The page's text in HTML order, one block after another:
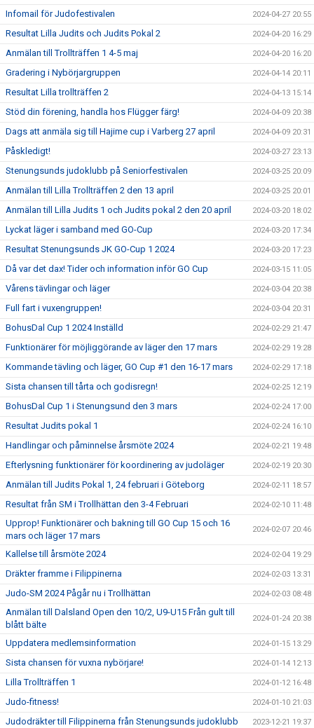
Infomail för Judofestivalen 2024-04-27 20:55
Resultat Lilla Judits och Judits Pokal 2 2024-04-20 16:29
Anmälan till Trollträffen 1 4-5 maj 2024-04-20 16:20
Gradering i Nybörjargruppen 2024-04-14 20:11
Resultat Lilla trollträffen 2 2024-04-13 15:14
Stöd din förening, handla hos Flügger färg! 2024-04-09 20:38
Dags att anmäla sig till Hajime cup i Varberg 27 april 2024-04-09 20:31
Påskledigt! 2024-03-27 23:13
Stenungsunds judoklubb på Seniorfestivalen 2024-03-25 20:09
Anmälan till Lilla Trollträffen 2 den 13 april 2024-03-25 20:01
Anmälan till Lilla Judits 1 och Judits pokal 2 den 20 april 2024-03-20 18:02
Lyckat läger i samband med GO-Cup 2024-03-20 17:34
Resultat Stenungsunds JK GO-Cup 1 2024 2024-03-20 17:23
Då var det dax! Tider och information inför GO Cup 2024-03-15 11:05
Vårens tävlingar och läger 2024-03-04 20:38
Full fart i vuxengruppen! 2024-03-04 20:31
BohusDal Cup 1 2024 Inställd 2024-02-29 21:47
Funktionärer för möjliggörande av läger den 17 mars 2024-02-29 19:28
Kommande tävling och läger, GO Cup #1 den 16-17 mars 2024-02-29 17:18
Sista chansen till tårta och godisregn! 2024-02-25 12:19
BohusDal Cup 1 i Stenungsund den 3 mars 2024-02-24 17:00
Resultat Judits pokal 1 2024-02-24 16:10
Handlingar och påminnelse årsmöte 2024 2024-02-21 19:48
Efterlysning funktionärer för koordinering av judoläger 2024-02-19 20:30
Anmälan till Judits Pokal 1, 24 februari i Göteborg 2024-02-11 18:57
Resultat från SM i Trollhättan den 3-4 Februari 2024-02-10 11:48
Upprop! Funktionärer och bakning till GO Cup 15 och 16
mars och läger 17 mars
2024-02-07 20:46
Kallelse till årsmöte 2024 2024-02-04 19:29
Dräkter framme i Filippinerna 2024-02-03 13:31
Judo-SM 2024 Pågår nu i Trollhättan 2024-02-03 08:48
Anmälan till Dalsland Open den 10/2, U9-U15 Från gult till
blått bälte
2024-01-24 20:38
Uppdatera medlemsinformation 2024-01-15 13:29
Sista chansen för vuxna nybörjare! 2024-01-14 12:13
Lilla Trollträffen 1 2024-01-12 16:48
Judo-fitness! 2024-01-10 21:03
Judodräkter till Filippinerna från Stenungsunds judoklubb 2023-12-21 19:37